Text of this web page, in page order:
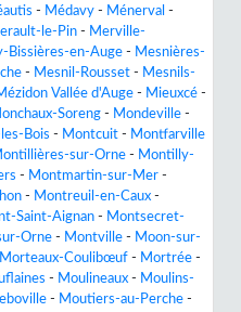
- Médavy - Ménerval -
le-Pin - Merville-
Bissières-en-Auge - Mesnières-
- Mesnil-Rousset - Mesnils-
Vallée d'Auge - Mieuxcé -
Soreng - Mondeville -
Bois - Montcuit - Montfarville
sur-Orne - Montilly-
- Montmartin-sur-Mer -
- Montreuil-en-Caux -
Saint-Aignan - Montsecret-
Orne - Montville - Moon-sur-
Morteaux-Coulibœuf - Mortrée -
- Moulineaux - Moulins-
- Moutiers-au-Perche -